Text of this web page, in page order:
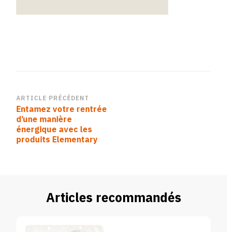
Navigation
d’article
ARTICLE PRÉCÉDENT
Entamez votre rentrée
d’une manière
énergique avec les
produits Elementary
Articles recommandés